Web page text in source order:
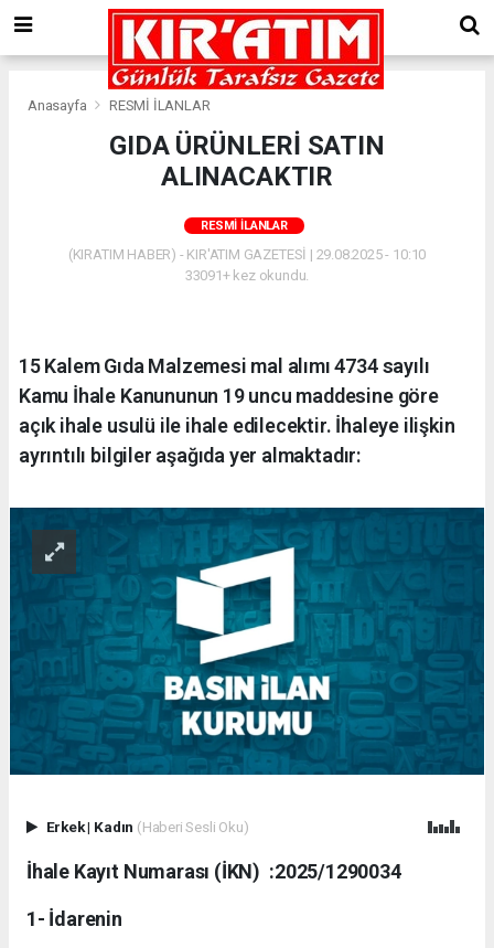
Anasayfa RESMİ İLANLAR
GIDA ÜRÜNLERİ SATIN
ALINACAKTIR
RESMİ İLANLAR
(KIRATIM HABER) - KIR'ATIM GAZETESİ | 29.08.2025 - 10:10
33091+ kez okundu.
15 Kalem Gıda Malzemesi mal alımı 4734 sayılı
Kamu İhale Kanununun 19 uncu maddesine göre
açık ihale usulü ile ihale edilecektir. İhaleye ilişkin
ayrıntılı bilgiler aşağıda yer almaktadır:
Erkek| Kadın (Haberi Sesli Oku)
İhale Kayıt Numarası (İKN) :2025/1290034
1- İdarenin